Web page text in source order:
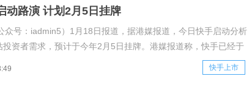
动路演 计划2月5日挂牌
众号：iadmin5）1月18日报道，据港媒报道，今日快手启动分析
投资者需求，预计于今年2月5日挂牌。港媒报道称，快手已经于
所聆讯。快手IPO受机构热捧，有承销商透露，快手目标估值达
约3900亿港元），集资约50亿美元（约390亿港元）。聆讯后资料
快手上市